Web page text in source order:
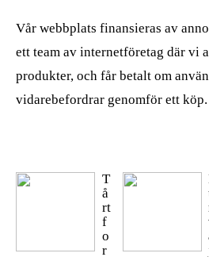
Vår webbplats finansieras av
ett team av internetföretag där vi
produkter, och får betalt om
vidarebefordrar genomför ett köp.
T
å
rt
f
o
r